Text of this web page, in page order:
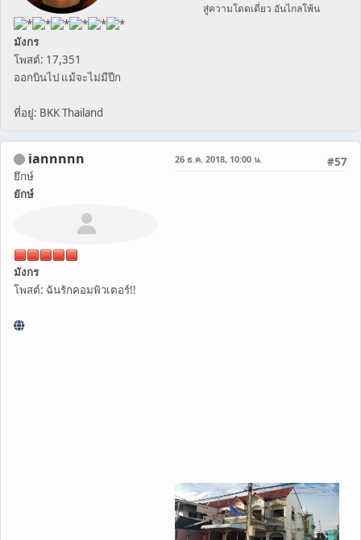
มังกร
โพสต์: 17,351
ออกบินไป แม้จะไม่มีปีก
ที่อยู่: BKK Thailand
สู่ความโดดเดี่ยว อันไกลโพ้น
iannnnn
ยึกษ์
ยักษ์
มังกร
โพสต์: ฉันรักคอมพิวเตอร์!!
#57
26 ธ.ค. 2018, 10:00 น.